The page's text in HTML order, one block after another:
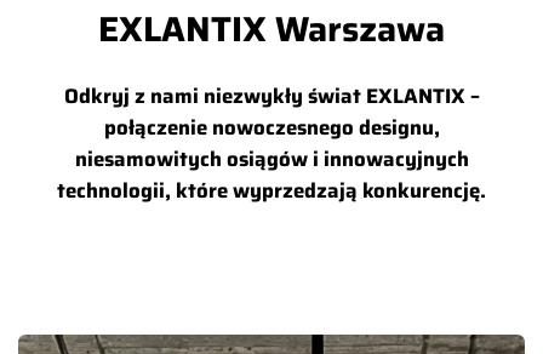
EXLANTIX Warszawa
Odkryj z nami niezwykły świat EXLANTIX –
połączenie nowoczesnego designu,
niesamowitych osiągów i innowacyjnych
technologii, które wyprzedzają konkurencję.